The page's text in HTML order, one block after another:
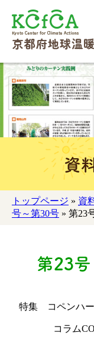
資
トップページ » 資
号～第30号 » 第23
第23
特集 コペンハー
コラム